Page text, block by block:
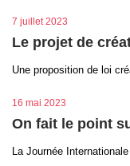
7 juillet 2023
Le projet de
Une proposition de loi
16 mai 2023
On fait le point
La Journée